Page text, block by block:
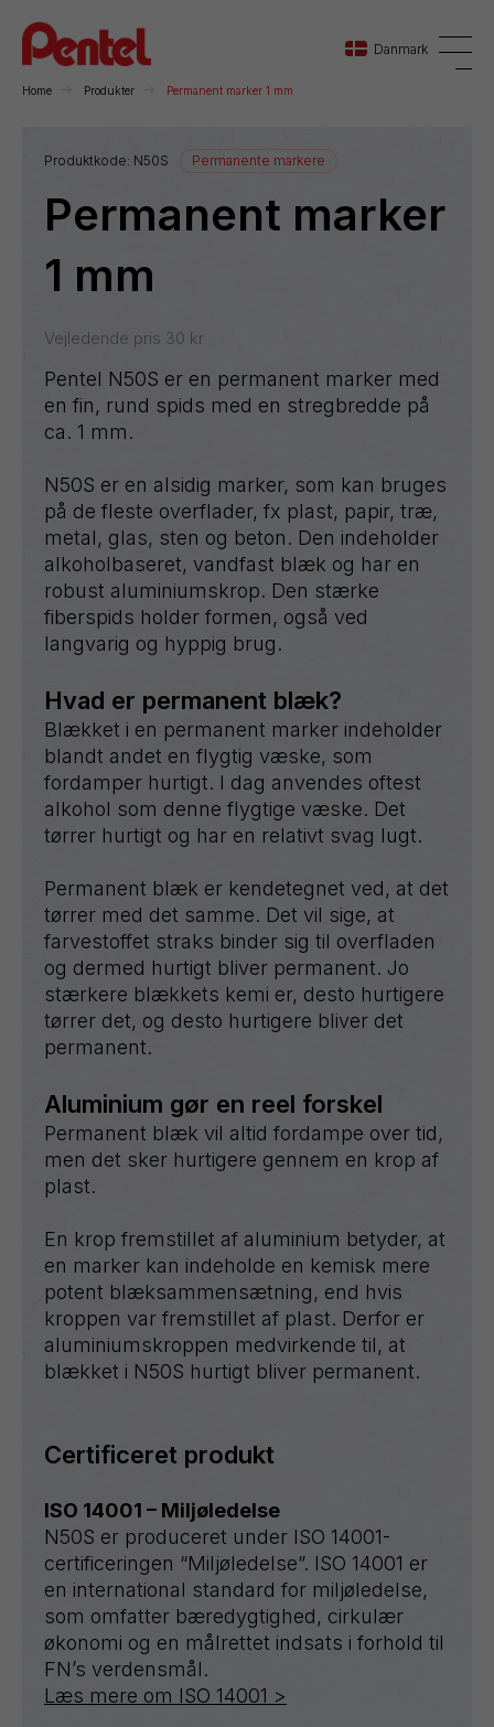
Danmark
Danmark
Sverige
Home Produkter Permanent marker 1 mm
Produktkode: N50S Permanente markere
Permanent marker
1 mm
Vejledende pris 30 kr
Pentel N50S er en permanent marker med
en fin, rund spids med en stregbredde på
ca. 1 mm.
N50S er en alsidig marker, som kan bruges
på de fleste overflader, fx plast, papir, træ,
metal, glas, sten og beton. Den indeholder
alkoholbaseret, vandfast blæk og har en
robust aluminiumskrop. Den stærke
fiberspids holder formen, også ved
langvarig og hyppig brug.
Hvad er permanent blæk?
Blækket i en permanent marker indeholder
blandt andet en flygtig væske, som
fordamper hurtigt. I dag anvendes oftest
alkohol som denne flygtige væske. Det
tørrer hurtigt og har en relativt svag lugt.
Permanent blæk er kendetegnet ved, at det
tørrer med det samme. Det vil sige, at
farvestoffet straks binder sig til overfladen
og dermed hurtigt bliver permanent. Jo
stærkere blækkets kemi er, desto hurtigere
tørrer det, og desto hurtigere bliver det
permanent.
Aluminium gør en reel forskel
Permanent blæk vil altid fordampe over tid,
men det sker hurtigere gennem en krop af
plast.
En krop fremstillet af aluminium betyder, at
en marker kan indeholde en kemisk mere
potent blæksammensætning, end hvis
kroppen var fremstillet af plast. Derfor er
aluminiumskroppen medvirkende til, at
blækket i N50S hurtigt bliver permanent.
Certificeret produkt
ISO 14001 – Miljøledelse
N50S er produceret under ISO 14001-
certificeringen “Miljøledelse”. ISO 14001 er
en international standard for miljøledelse,
som omfatter bæredygtighed, cirkulær
økonomi og en målrettet indsats i forhold til
FN’s verdensmål.
Læs mere om ISO 14001 >